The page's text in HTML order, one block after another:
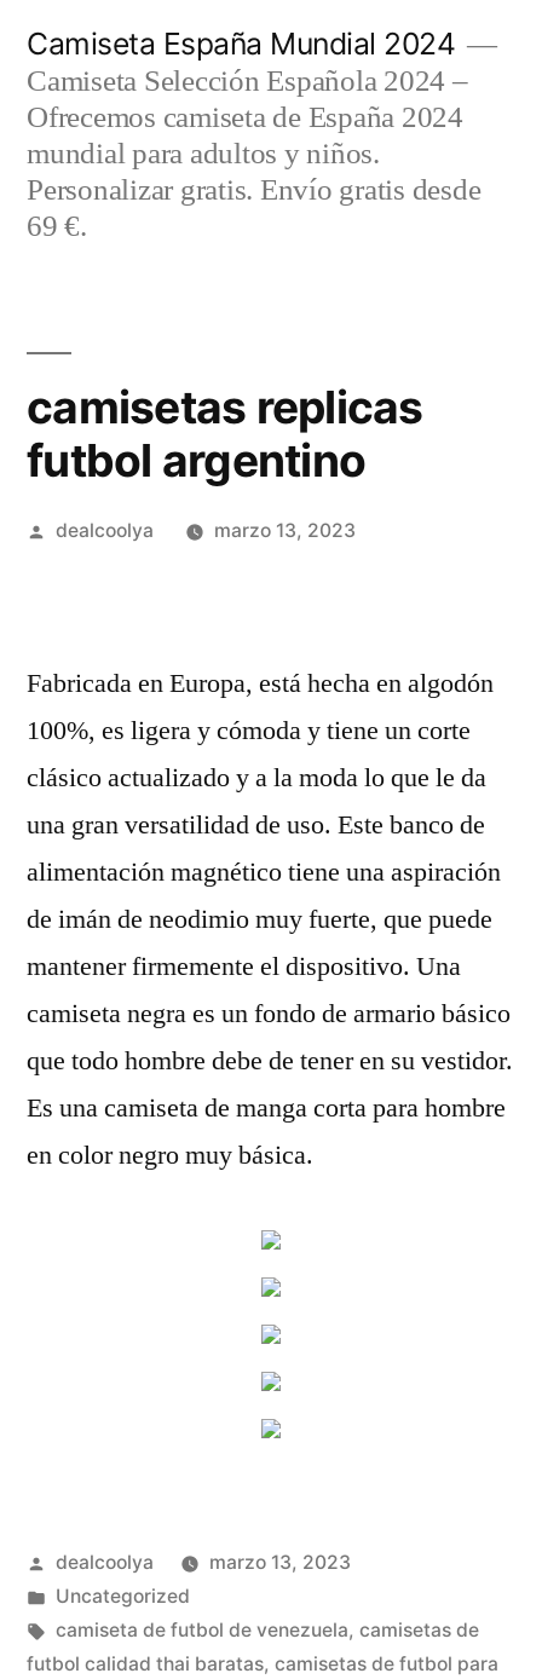
contenido
Camiseta España Mundial 2024
Camiseta Selección Española 2024 –
Ofrecemos camiseta de España 2024
mundial para adultos y niños.
Personalizar gratis. Envío gratis desde
69 €.
camisetas replicas
futbol argentino
Publicado
dealcoolya marzo 13, 2023
Fabricada en Europa, está hecha en algodón
100%, es ligera y cómoda y tiene un corte
clásico actualizado y a la moda lo que le da
una gran versatilidad de uso. Este banco de
alimentación magnético tiene una aspiración
de imán de neodimio muy fuerte, que puede
mantener firmemente el dispositivo. Una
camiseta negra es un fondo de armario básico
que todo hombre debe de tener en su vestidor.
Es una camiseta de manga corta para hombre
en color negro muy básica.
Publicado
por
dealcoolya
marzo 13, 2023
Publicado
en
Uncategorized
Etiquetas:
camiseta de futbol de venezuela, camisetas de
futbol calidad thai baratas, camisetas de futbol para